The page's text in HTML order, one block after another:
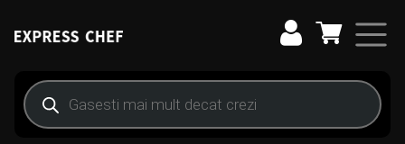
Main Navigation
Products search
Home Paste / Carne